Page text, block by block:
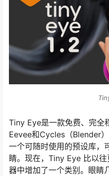
Tiny Eye是一款免费、完全
Eevee和Cycles（Blender
一个可随时使用的预设库，
睛。现在，Tiny Eye 比以
器中增加了一个类别。眼睛